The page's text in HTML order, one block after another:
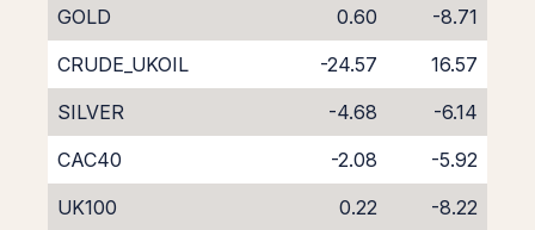
GOLD
0.60
-8.71
CRUDE_UKOIL
-24.57
16.57
SILVER
-4.68
-6.14
CAC40
-2.08
-5.92
UK100
0.22
-8.22